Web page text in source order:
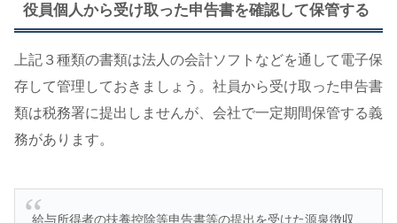
役員個人から受け取った申告書を確認して保管する
上記３種類の書類は法人の会計ソフトなどを通して電子保
存して管理しておきましょう。社員から受け取った申告書
類は税務署に提出しませんが、会社で一定期間保管する義
務があります。
給与所得者の扶養控除等申告書等の提出を受けた源泉徴収